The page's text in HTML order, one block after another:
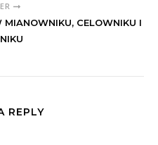
CELOWNIKU I
REPLY